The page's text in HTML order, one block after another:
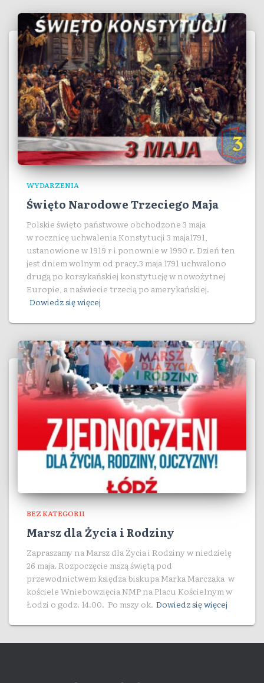
WYDARZENIA
Święto Narodowe Trzeciego Maja
Polskie święto państwowe obchodzone 3 maja
w rocznicę uchwalenia Konstytucji 3 maja1791,
ustanowione w 1919 r i ponownie w 1990 r. Dzień ten
jest dniem wolnym od pracy.3 maja 1791 uchwalono
drugą po korsykańskiej konstytucję w nowożytnej
Europie, a naświecie trzecią po amerykańskiej.
Dowiedz się więcej
BEZ KATEGORII
Marsz dla Życia i Rodziny
Zapraszamy na Marsz dla Życia i Rodziny w niedzielę
26 maja. Rozpoczęcie mszą świętą pod
przewodnictwem księdza biskupa Marka Marczaka w
kościele Wniebowzięcia NMP na Placu Kościelnym w
Łodzi o godz. 14.00. Po mszy ok. Dowiedz się więcej